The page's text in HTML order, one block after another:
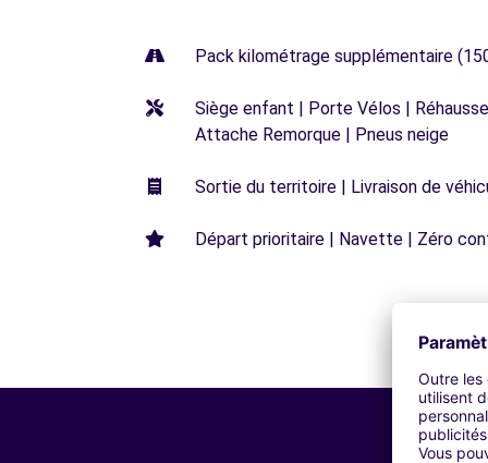
Pack kilométrage supplémentaire
Siège enfant | Porte Vélos |
Attache Remorque | Pneus neige
Sortie du territoire | Livraison de
Départ prioritaire | Navette | Zéro